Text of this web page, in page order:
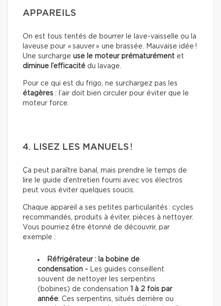
APPAREILS
On est tous tentés de bourrer le lave-vaisselle ou la
laveuse pour « sauver » une brassée. Mauvaise idée !
Une surcharge use le moteur prématurément et
diminue l’efficacité du lavage.
Pour ce qui est du frigo, ne surchargez pas les
étagères : l’air doit bien circuler pour éviter que le
moteur force.
4. LISEZ LES MANUELS !
Ça peut paraître banal, mais prendre le temps de
lire le guide d’entretien fourni avec vos électros
peut vous éviter quelques soucis.
Chaque appareil a ses petites particularités : cycles
recommandés, produits à éviter, pièces à nettoyer.
Vous pourriez être étonné de découvrir, par
exemple :
Réfrigérateur : la bobine de
condensation - Les guides conseillent
souvent de nettoyer les serpentins
(bobines) de condensation
1 à 2 fois par
année. Ces serpentins, situés derrière ou